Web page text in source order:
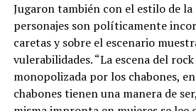
Jugaron también con el estilo de la
personajes son políticamente
caretas y sobre el escenario
vulerabilidades. “La escena del
monopolizada por los chabones,
chabones tienen una manera de